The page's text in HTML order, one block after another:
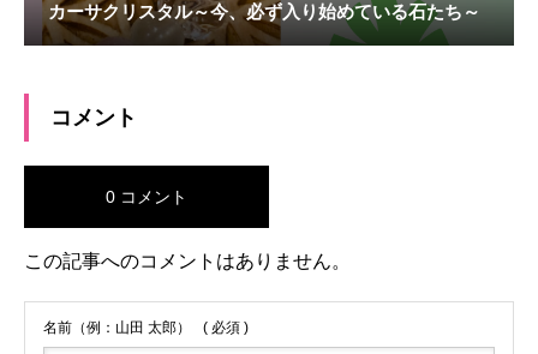
カーサクリスタル～今、必ず入り始めている石たち～
コメント
0 コメント
この記事へのコメントはありません。
名前（例：山田 太郎） ( 必須 )